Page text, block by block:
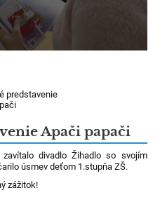
Apači papači
divadlo Žihadlo so svojím
úsmev deťom 1.stupňa ZŠ.
zážitok!